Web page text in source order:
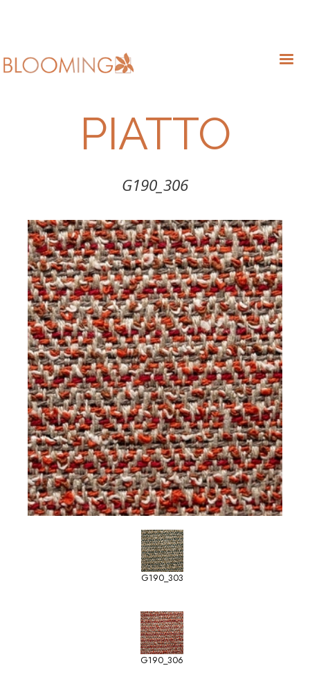
PIATTO
G190_306
G190_303
G190_306